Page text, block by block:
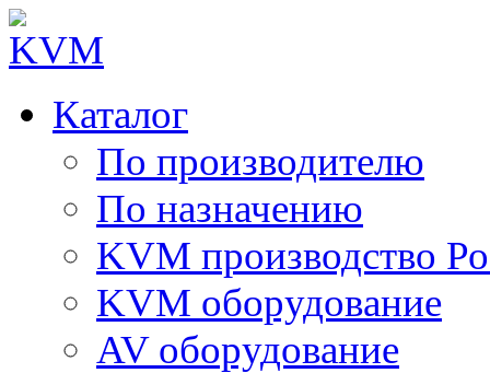
Каталог
По производителю
По назначению
KVM производство
KVM оборудование
AV оборудование